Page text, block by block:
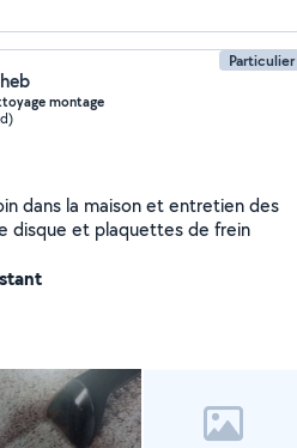
Particulier
montage
dans la maison et entretien des
disque et plaquettes de frein